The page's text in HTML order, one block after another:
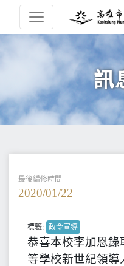
訊
最後編修時間
2020/01/22
標籤: 政令宣導
恭喜本校李加恩錄
等學校新世紀領